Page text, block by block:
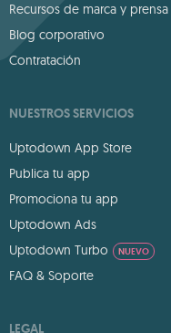
Recursos de marca y prensa
Blog corporativo
Contratación
NUESTROS SERVICIOS
Uptodown App Store
Publica tu app
Promociona tu app
Uptodown Ads
Uptodown Turbo
NUEVO
FAQ & Soporte
LEGAL